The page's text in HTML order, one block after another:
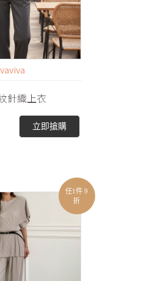
針織上衣
立即搶購
任1件 9
折